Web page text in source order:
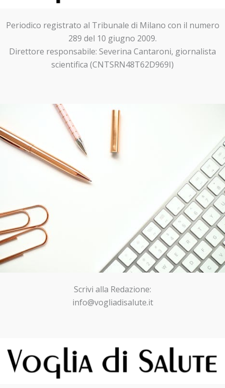
Periodico registrato al Tribunale di Milano con il numero
289 del 10 giugno 2009.
Direttore responsabile: Severina Cantaroni, giornalista
scientifica (CNTSRN48T62D969I)
Scrivi alla Redazione:
info@vogliadisalute.it